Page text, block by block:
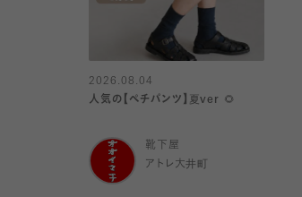
2026.08.04
人気の【ペチパンツ】夏ver 🌻
靴下屋
アトレ大井町